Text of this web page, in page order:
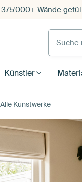
375'000+ Wände
Suche
Künstler
Alle Kunstwerke